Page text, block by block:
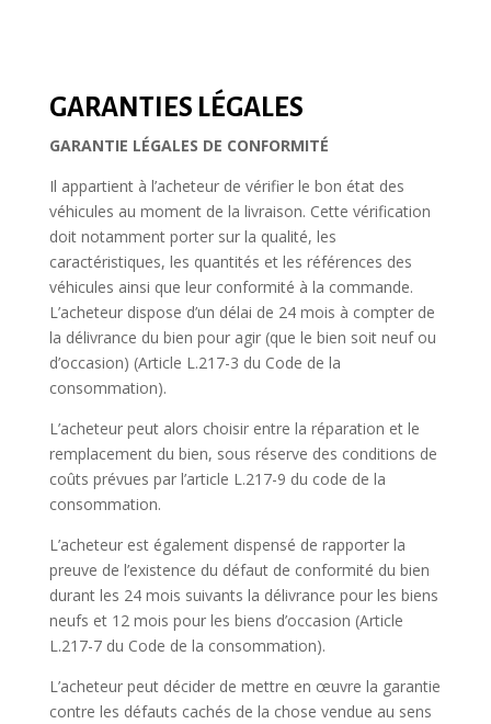
GARANTIES LÉGALES
GARANTIE LÉGALES DE CONFORMITÉ
Il appartient à l’acheteur de vérifier le bon état des
véhicules au moment de la livraison. Cette vérification
doit notamment porter sur la qualité, les
caractéristiques, les quantités et les références des
véhicules ainsi que leur conformité à la commande.
L’acheteur dispose d’un délai de 24 mois à compter de
la délivrance du bien pour agir (que le bien soit neuf ou
d’occasion) (Article L.217-3 du Code de la
consommation).
L’acheteur peut alors choisir entre la réparation et le
remplacement du bien, sous réserve des conditions de
coûts prévues par l’article L.217-9 du code de la
consommation.
L’acheteur est également dispensé de rapporter la
preuve de l’existence du défaut de conformité du bien
durant les 24 mois suivants la délivrance pour les biens
neufs et 12 mois pour les biens d’occasion (Article
L.217-7 du Code de la consommation).
L’acheteur peut décider de mettre en œuvre la garantie
contre les défauts cachés de la chose vendue au sens